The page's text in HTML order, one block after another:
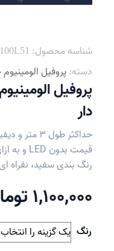
شناسه محصول:
دسته:پروفیل
دار
حداکثر طول 3 متر و دیفیوزر p.c می باشد.
قیمت بدون LED و به ازای هر متر طول می باشد.
رنگ بندی سفید، نقراه
1,100,000
رنگ